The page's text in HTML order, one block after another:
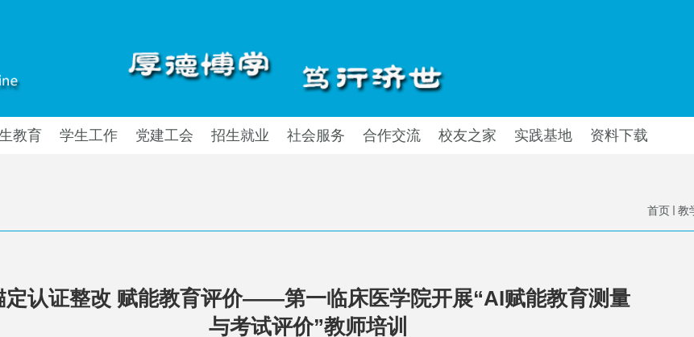
教育 学生工作 党建工会 招生就业 社会服务 合作交流 校友之家 实践基地 资料下载
首页 教
定认证整改 赋能教育评价——第一临床医学院开展“AI赋能教育测量
与考试评价”教师培训